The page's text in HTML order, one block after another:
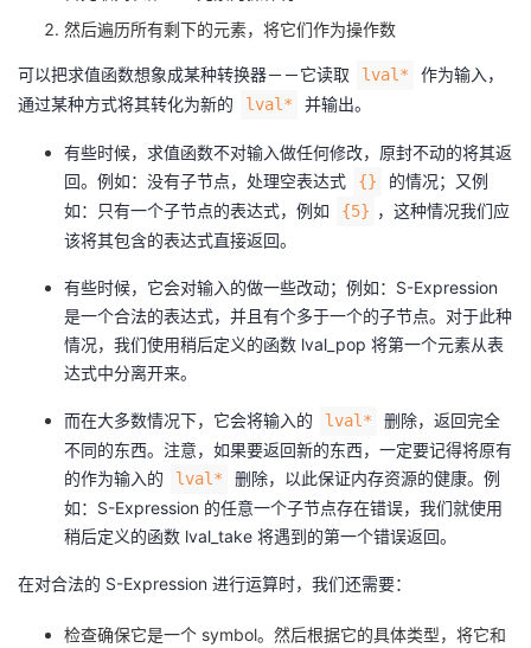
然后遍历所有剩下的元素，将它们作为操作数
可以把求值函数想象成某种转换器－－它读取 lval*
作为输入，
通过某种方式将其转化为新的
lval* 并输出。
有些时候，求值函数不对输入做任何修改，原封不动的将其返
回。例如：没有子节点，处理空表达式
{}
的情况；又例
如：只有一个子节点的表达式，例如
{5} ，这种情况我们应
该将其包含的表达式直接返回。
有些时候，它会对输入的做一些改动；例如：S-Expression
是一个合法的表达式，并且有个多于一个的子节点。对于此种
情况，我们使用稍后定义的函数 lval_pop 将第一个元素从表
达式中分离开来。
而在大多数情况下，它会将输入的 lval*
删除，返回完全
不同的东西。注意，如果要返回新的东西，一定要记得将原有
的作为输入的
lval*
删除，以此保证内存资源的健康。例
如：S-Expression 的任意一个子节点存在错误，我们就使用
稍后定义的函数 lval_take 将遇到的第一个错误返回。
在对合法的 S-Expression 进行运算时，我们还需要：
检查确保它是一个 symbol。然后根据它的具体类型，将它和